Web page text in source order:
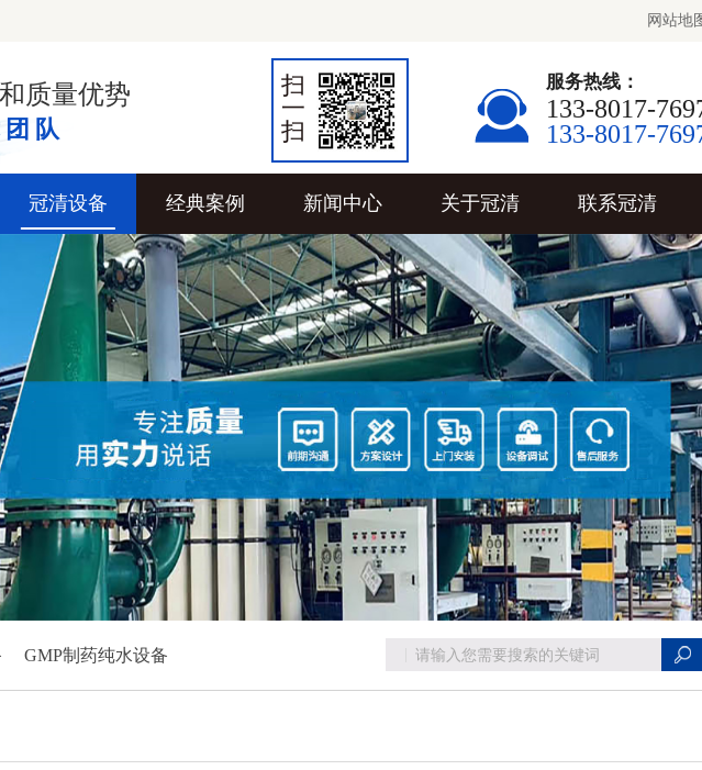
网站地
质量优势
队
扫
一
扫
服务热线：
133-8017-
133-8017-
冠清设备 经典案例 新闻中心 关于冠清 联系冠清
GMP制药纯水设备